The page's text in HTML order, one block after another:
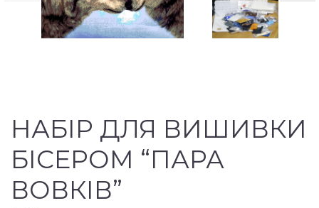
НАБІР ДЛЯ ВИШИВКИ
БІСЕРОМ “ПАРА
ВОВКІВ”